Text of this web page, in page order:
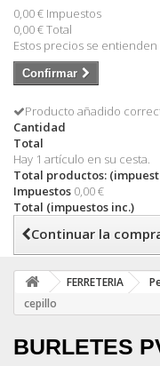
0,00 € Impuestos
0,00 €Total
Estos precios se entienden
Confirmar
Producto añadido
Cantidad
Total
Hay 1 artículo en su cesta.
Total productos:
Impuestos 0,00 €
Total (impuestos inc.)
Continuar la
FERRETERIA
cepillo
BURLETES